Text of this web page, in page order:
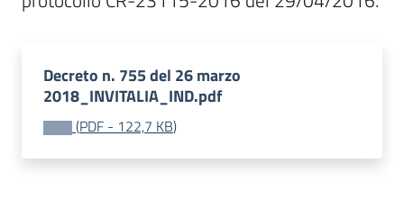
Decreto n. 755 del 26 marzo
2018_INVITALIA_IND.pdf
(PDF - 122,7 KB)